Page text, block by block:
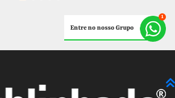
Entre no nosso Grupo